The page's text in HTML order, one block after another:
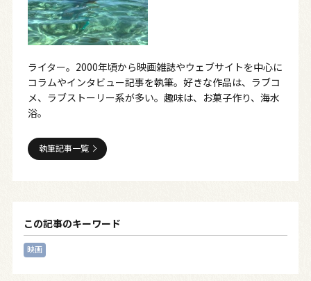
ライター。2000年頃から映画雑誌やウェブサイトを中心に
コラムやインタビュー記事を執筆。好きな作品は、ラブコ
メ、ラブストーリー系が多い。趣味は、お菓子作り、海水
浴。
執筆記事一覧
この記事のキーワード
映画